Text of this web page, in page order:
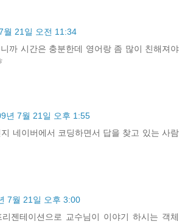
월 21일 오전 11:34
까 시간은 충분한데 영어랑 좀 많이 친해져야
년 7월 21일 오후 1:55
네이버에서 코딩하면서 답을 찾고 있는 사람
7월 21일 오후 3:00
리젠테이션으로 교수님이 이야기 하시는 객체